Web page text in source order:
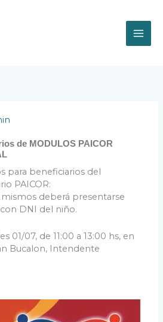
de MODULOS PAICOR
para beneficiarios del
PAICOR:
deberá presentarse
DNI del niño.
01/07, de 11:00 a 13:00 hs, en
Bucalon, Intendente